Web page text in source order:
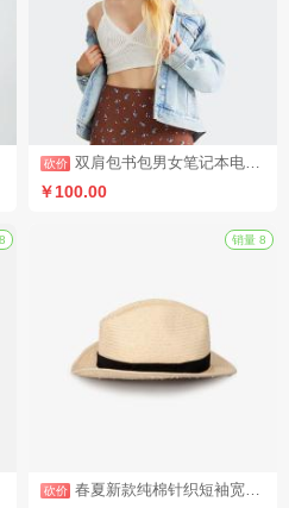
砍价
双肩包书包男女笔记本电脑包时尚潮流旅行背包（砍价活动4）
￥100.00
春夏新款纯棉针织短袖宽松棉麻T恤（砍价活动1）